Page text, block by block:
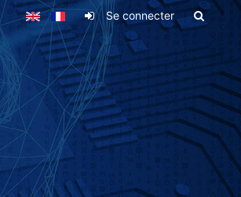
Se connecter